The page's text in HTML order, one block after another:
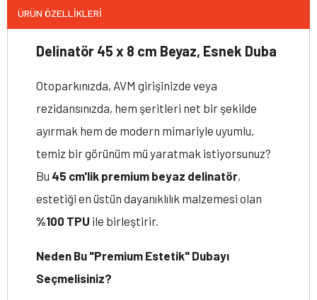
ÜRÜN ÖZELLIKLERI
Delinatör 45 x 8 cm Beyaz, Esnek Duba
Otoparkınızda, AVM girişinizde veya
rezidansınızda, hem şeritleri net bir şekilde
ayırmak hem de modern mimariyle uyumlu,
temiz bir görünüm mü yaratmak istiyorsunuz?
Bu 45 cm'lik premium beyaz delinatör,
estetiği en üstün dayanıklılık malzemesi olan
%100 TPU ile birleştirir.
Neden Bu "Premium Estetik" Dubayı
Seçmelisiniz?